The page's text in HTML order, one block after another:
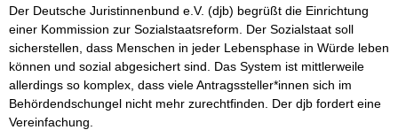
Der Deutsche Juristinnenbund e.V. (djb) begrüßt die Einrichtung
einer Kommission zur Sozialstaatsreform. Der Sozialstaat soll
sicherstellen, dass Menschen in jeder Lebensphase in Würde leben
können und sozial abgesichert sind. Das System ist mittlerweile
allerdings so komplex, dass viele Antragssteller*innen sich im
Behördendschungel nicht mehr zurechtfinden. Der djb fordert eine
Vereinfachung.